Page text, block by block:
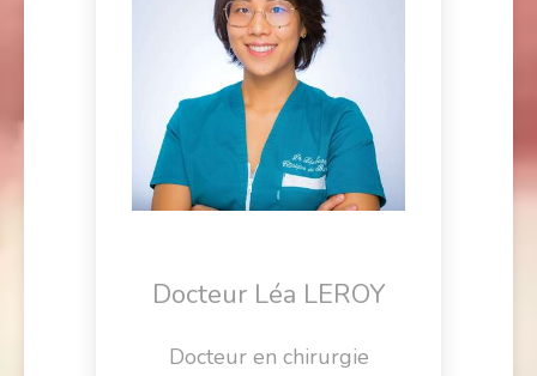
Docteur Léa LEROY
Docteur en chirurgie